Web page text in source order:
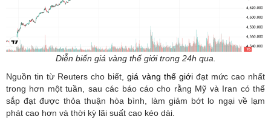
Diễn biến giá vàng thế giới trong 24h qua.
Nguồn tin từ Reuters cho biết,giá vàng thế giớiđạt mức cao nhất
trong hơn một tuần, sau các báo cáo cho rằng Mỹ và Iran có thể
sắp đạt được thỏa thuận hòa bình, làm giảm bớt lo ngại về lạm
phát cao hơn và thời kỳ lãi suất cao kéo dài.